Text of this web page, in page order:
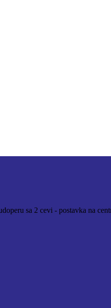
sa 2 cevi - postavka na